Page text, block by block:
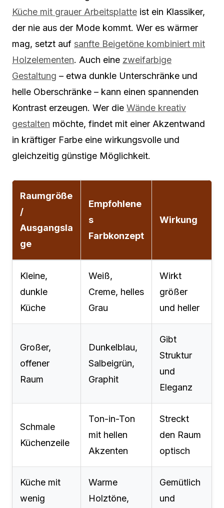
Küche mit grauer Arbeitsplatte ist ein Klassiker,
der nie aus der Mode kommt. Wer es wärmer
mag, setzt auf sanfte Beigetöne kombiniert mit
Holzelementen. Auch eine zweifarbige
Gestaltung – etwa dunkle Unterschränke und
helle Oberschränke – kann einen spannenden
Kontrast erzeugen. Wer die Wände kreativ
gestalten möchte, findet mit einer Akzentwand
in kräftiger Farbe eine wirkungsvolle und
gleichzeitig günstige Möglichkeit.
Raumgröße
/
Ausgangsla
ge
Empfohlene
s
Farbkonzept
Wirkung
Kleine,
dunkle
Küche
Weiß,
Creme, helles
Grau
Wirkt
größer
und heller
Großer,
offener
Raum
Dunkelblau,
Salbeigrün,
Graphit
Gibt
Struktur
und
Eleganz
Schmale
Küchenzeile
Ton-in-Ton
mit hellen
Akzenten
Streckt
den Raum
optisch
Küche mit
wenig
Warme
Holztöne,
Gemütlich
und